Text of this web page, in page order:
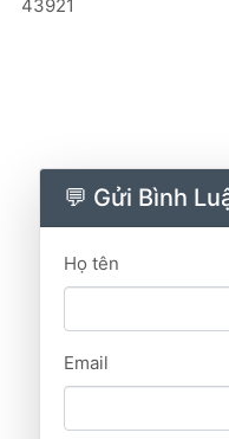
43921
💬 Gửi Bình
Họ tên
Email